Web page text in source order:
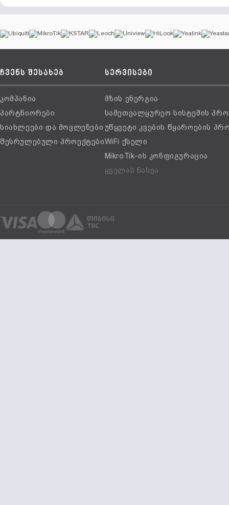
ჩვენს შესახებ
კომპანია
პარტნიორები
სიახლეები და მოვლენები
შესრულებული პროექტები
სერვისები
მზის ენერგია
სამეთვალყურეო სისტემის
უწყვეტი კვების წყაროების
WiFi ქსელი
MikroTik-ის კონფიგურაცია
ყველას ნახვა